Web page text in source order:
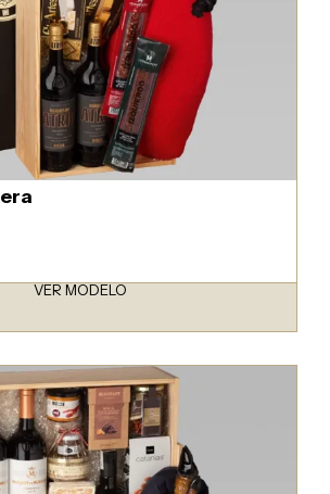
VER MODELO